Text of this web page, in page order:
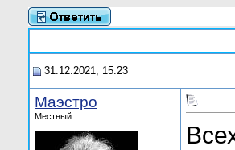
31.12.2021, 15:23
Маэстро
Местный